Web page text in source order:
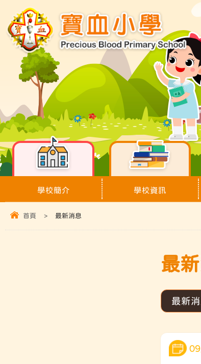
學校簡介 學校資訊
首頁 > 最新消息
最
最新